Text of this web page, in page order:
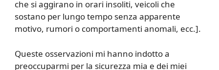
che si aggirano in orari insoliti, veicoli che
sostano per lungo tempo senza apparente
motivo, rumori o comportamenti anomali, ecc.].
Queste osservazioni mi hanno indotto a
preoccuparmi per la sicurezza mia e dei miei